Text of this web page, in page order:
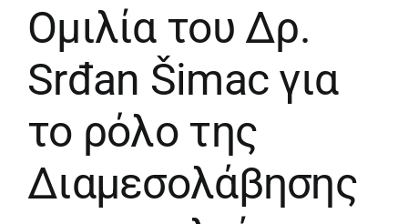
Ομιλία του Δρ.
Srđan Šimac για
το ρόλο της
Διαμεσολάβησης